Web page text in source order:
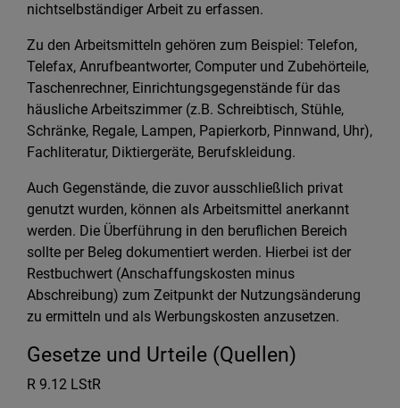
nichtselbständiger Arbeit zu erfassen.
Zu den Arbeitsmitteln gehören zum Beispiel: Telefon,
Telefax, Anrufbeantworter, Computer und Zubehörteile,
Taschenrechner, Einrichtungsgegenstände für das
häusliche Arbeitszimmer (z.B. Schreibtisch, Stühle,
Schränke, Regale, Lampen, Papierkorb, Pinnwand, Uhr),
Fachliteratur, Diktiergeräte, Berufskleidung.
Auch Gegenstände, die zuvor ausschließlich privat
genutzt wurden, können als Arbeitsmittel anerkannt
werden. Die Überführung in den beruflichen Bereich
sollte per Beleg dokumentiert werden. Hierbei ist der
Restbuchwert (Anschaffungskosten minus
Abschreibung) zum Zeitpunkt der Nutzungsänderung
zu ermitteln und als Werbungskosten anzusetzen.
Gesetze und Urteile (Quellen)
R 9.12 LStR